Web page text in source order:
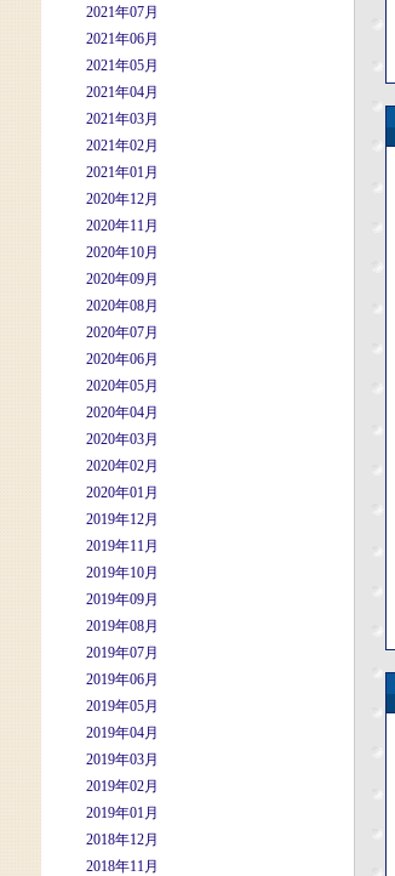
2021年07月
2021年06月
2021年05月
2021年04月
2021年03月
2021年02月
2021年01月
2020年12月
2020年11月
2020年10月
2020年09月
2020年08月
2020年07月
2020年06月
2020年05月
2020年04月
2020年03月
2020年02月
2020年01月
2019年12月
2019年11月
2019年10月
2019年09月
2019年08月
2019年07月
2019年06月
2019年05月
2019年04月
2019年03月
2019年02月
2019年01月
2018年12月
2018年11月